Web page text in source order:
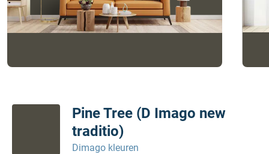
Pine Tree (D Imago new
traditio)
Dimago kleuren